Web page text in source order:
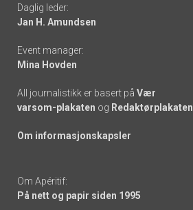
links
Daglig leder:
Jan H. Amundsen
Event manager:
Mina Hovden
All journalistikk er basert på Vær
varsom-plakaten og Redaktørplakaten
Om informasjonskapsler
Om Apéritif:
På nett og papir siden 1995